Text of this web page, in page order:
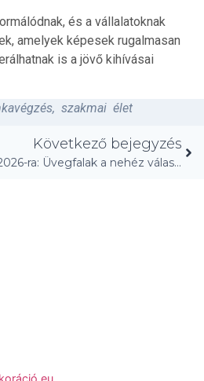
és a vállalatoknak
amelyek képesek rugalmasan
is a jövő kihívásai
, szakmai élet
Következő bejegyzés
Zuhanyzó ötletek 2026-ra: Üvegfalak a nehéz válaszfalak helyett!